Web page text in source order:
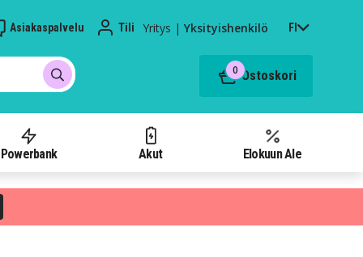
Asiakaspalvelu Tili Yritys | Yksityishenkilö FI
0 Ostoskori
Powerbank Akut Elokuun Ale